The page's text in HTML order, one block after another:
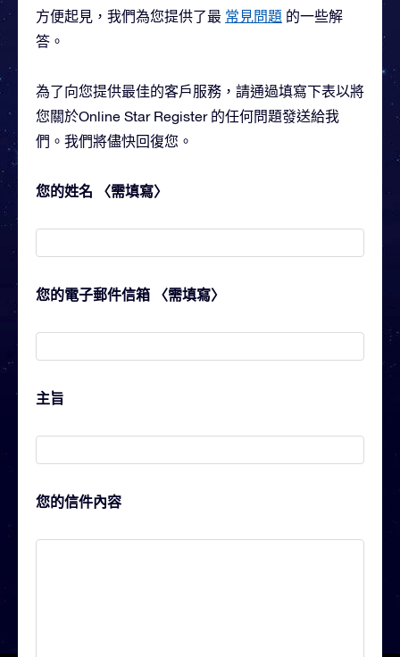
方便起見，我們為您提供了最 常見問題 的一些解
答。
為了向您提供最佳的客戶服務，請通過填寫下表以將
您關於Online Star Register 的任何問題發送給我
們。我們將儘快回復您。
您的姓名 〈需填寫〉
您的電子郵件信箱 〈需填寫〉
主旨
您的信件內容